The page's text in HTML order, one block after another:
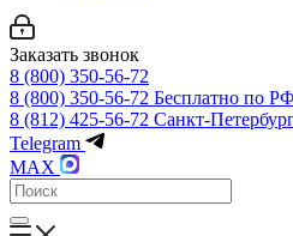
Заказать звонок
8 (800) 350-56-72
8 (800) 350-56-72 Бесплатно по РФ
8 (812) 425-56-72 Санкт-
Telegram
MAX